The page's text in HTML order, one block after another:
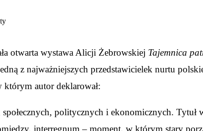
otwarta wystawa Alicji Żebrowskiej Tajemnica
z najważniejszych przedstawicielek nurtu
którym autor deklarował:
politycznych i ekonomicznych. Tytuł
interregnum – moment, w którym stary